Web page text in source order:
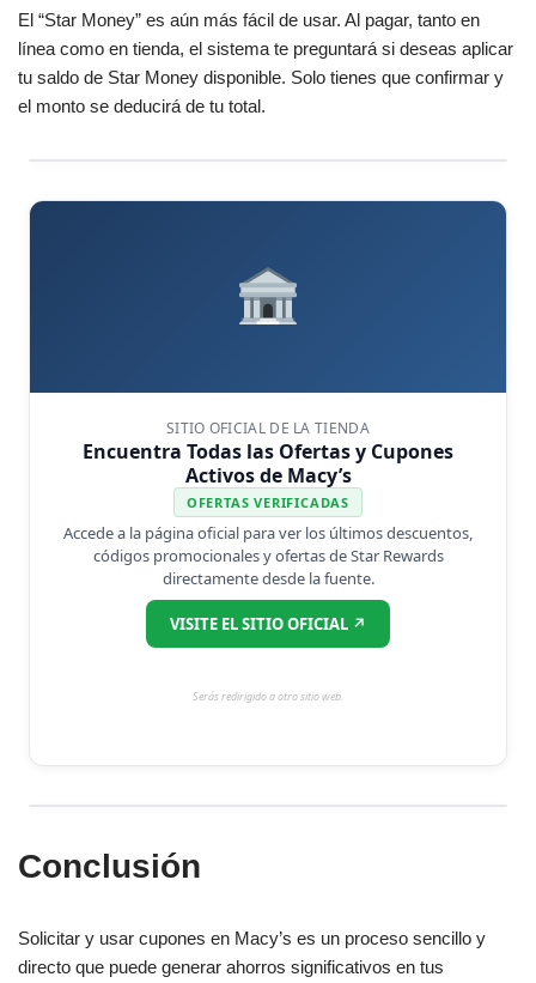
El “Star Money” es aún más fácil de usar. Al pagar, tanto en
línea como en tienda, el sistema te preguntará si deseas aplicar
tu saldo de Star Money disponible. Solo tienes que confirmar y
el monto se deducirá de tu total.
SITIO OFICIAL DE LA TIENDA
Encuentra Todas las Ofertas y Cupones
Activos de Macy’s
OFERTAS VERIFICADAS
Accede a la página oficial para ver los últimos descuentos,
códigos promocionales y ofertas de Star Rewards
directamente desde la fuente.
VISITE EL SITIO OFICIAL ↗
Serás redirigido a otro sitio web.
Conclusión
Solicitar y usar cupones en Macy’s es un proceso sencillo y
directo que puede generar ahorros significativos en tus